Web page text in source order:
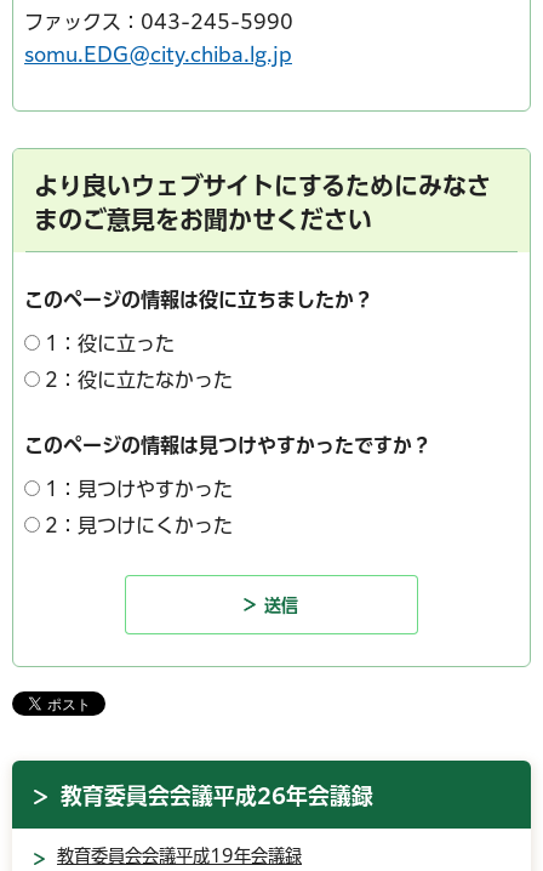
ファックス：043-245-5990
somu.EDG@city.chiba.lg.jp
より良いウェブサイトにするためにみなさ
まのご意見をお聞かせください
このページの情報は役に立ちましたか？
1：役に立った
2：役に立たなかった
このページの情報は見つけやすかったですか？
1：見つけやすかった
2：見つけにくかった
教育委員会会議平成26年会議録
教育委員会会議平成19年会議録